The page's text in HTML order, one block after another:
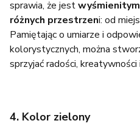
sprawia, że jest
różnych przestrzeni: od
Pamiętając o umiarze i
kolorystycznych, można
sprzyjać radości,
4. Kolor zielony